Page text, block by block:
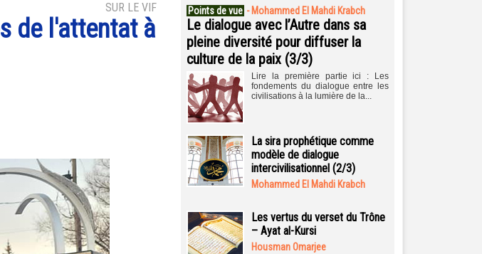
SUR LE VIF
de l'attentat à
Points de vue - Mohammed El Mahdi Krabch
Le dialogue avec l’Autre dans sa
pleine diversité pour diffuser la
culture de la paix (3/3)
Lire la première partie ici : Les
fondements du dialogue entre les
civilisations à la lumière de la...
La sira prophétique comme
modèle de dialogue
intercivilisationnel (2/3)
Mohammed El Mahdi Krabch
Les vertus du verset du Trône
– Ayat al-Kursi
Housman Omarjee